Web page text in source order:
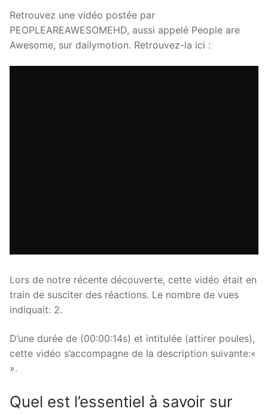
Retrouvez une vidéo postée par
PEOPLEAREAWESOMEHD, aussi appelé People are
Awesome, sur dailymotion. Retrouvez-la ici :
Lors de notre récente découverte, cette vidéo était en
train de susciter des réactions. Le nombre de vues
indiquait: 2.
D’une durée de (00:00:14s) et intitulée (attirer poules),
cette vidéo s’accompagne de la description suivante:«
».
Quel est l’essentiel à savoir sur